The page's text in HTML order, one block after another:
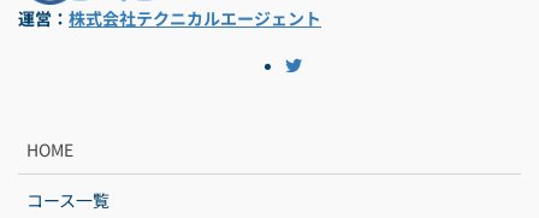
運営： 株式会社テクニカルエージェント
HOME
コース一覧